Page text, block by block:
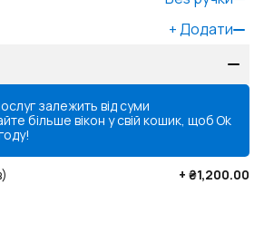
+Додати
залежить від суми
більше вікон у свій кошик, щобOk
+ ₴1,200.00